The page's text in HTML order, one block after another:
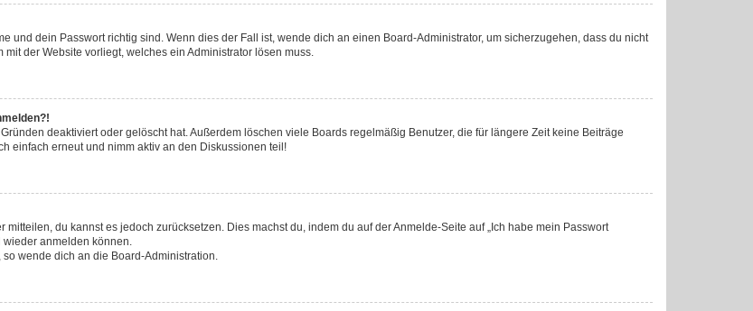
und dein Passwort richtig sind. Wenn dies der Fall ist, wende dich an einen Board-Administrator, um sicherzugehen, dass du nicht
der Website vorliegt, welches ein Administrator lösen muss.
deaktiviert oder gelöscht hat. Außerdem löschen viele Boards regelmäßig Benutzer, die für längere Zeit keine Beiträge
einfach erneut und nimm aktiv an den Diskussionen teil!
du kannst es jedoch zurücksetzen. Dies machst du, indem du auf der Anmelde-Seite auf „Ich habe mein Passwort
wieder anmelden können.
wende dich an die Board-Administration.